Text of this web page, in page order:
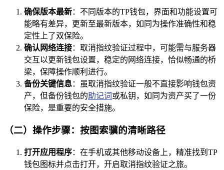
确保版本最新：不同版本的TP钱包，界面和功能设置可
能略有差异，更新至最新版本，如同为操作准确性和稳
定性上了双保险。
确认网络连接：取消指纹验证过程中，可能需与服务器
交互以更新钱包设置，稳定的网络连接，恰似畅通的桥
梁，保障操作顺利进行。
备份关键信息：虽取消指纹验证一般不直接影响钱包资
产，但备份钱包的助记词 或私钥，如同为资产买了一份
保险，是重要的安全措施。
（二）操作步骤：按图索骥的清晰路径
打开应用程序：在手机或其他移动设备上，精准找到TP
钱包图标并点击打开，开启取消指纹验证之旅。